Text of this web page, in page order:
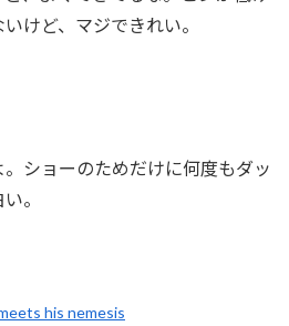
けど、マジできれい。
ショーのためだけに何度もダッ
。
his nemesis